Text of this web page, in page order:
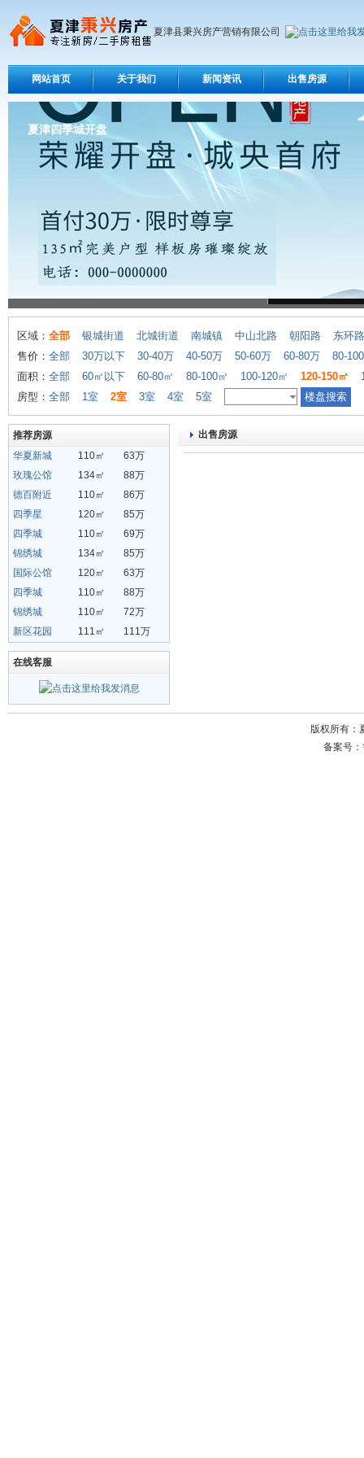
夏津县秉兴房产营销有限公司
网站首页 关于我们 新闻资讯 出售房源
夏津四季城开盘
区域： 全部 银城街道 北城街道 南城镇 中山北路 朝阳路
东环路
售价： 全部 30万以下 30-40万 40-50万 50-60万 60-80万
80-
面积： 全部 60㎡以下 60-80㎡ 80-100㎡ 100-120㎡ 120-150㎡
房型： 全部 1室 2室 3室 4室 5室
推荐房源
华夏新城
110㎡
63万
玫瑰公馆
134㎡
88万
德百附近
110㎡
86万
四季星
120㎡
85万
四季城
110㎡
69万
锦绣城
134㎡
85万
国际公馆
120㎡
63万
四季城
110㎡
88万
锦绣城
110㎡
72万
新区花园
111㎡ 111万
在线客服
出售房源
版权所有：
备案号：